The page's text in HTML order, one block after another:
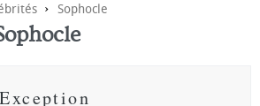
› Sophocle